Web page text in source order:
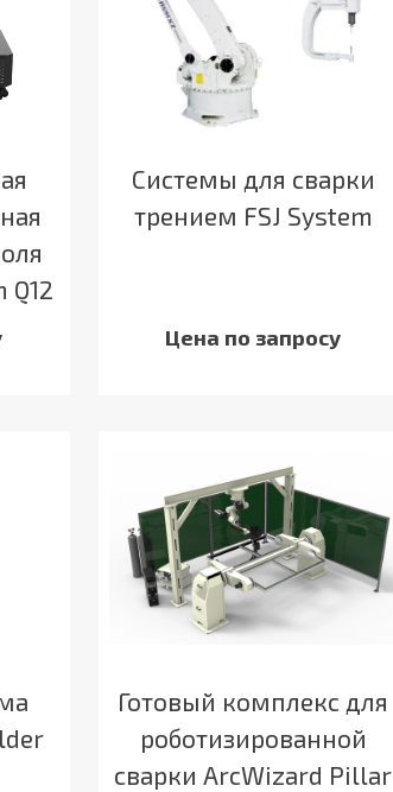
Q12
Системы для сварки
трением FSJ System
Цена по запросу
Готовый комплекс для
роботизированной
сварки ArcWizard Pillar